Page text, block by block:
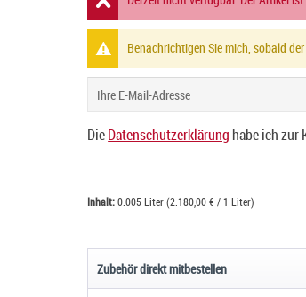
Benachrichtigen Sie mich, sobald
DieDatenschutzerklärung habe ich zur
Inhalt:0.005 Liter (2.180,00 € / 1 Liter)
Zubehör direkt mitbestellen